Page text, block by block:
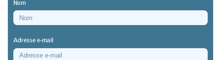
19/05/25
Analyse documentaire d’une recherche en cours sur
Nom
Adresse e-mail